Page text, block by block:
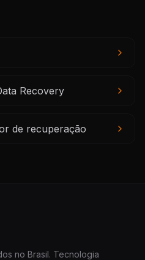
Recovery
de recuperação
no Brasil. Tecnologia